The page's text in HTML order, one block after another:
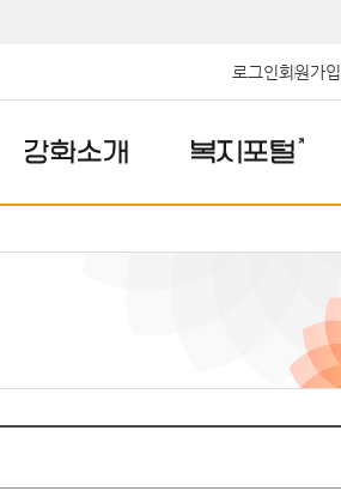
로그인 회원가입
강화소개 복지포털